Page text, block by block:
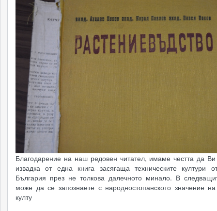
Благодарение на наш редовен читател, имаме честта да
извадка от една книга засягаща техническите култури
България през не толкова далечното минало. В
може да се запознаете с народностопанското значение
култу